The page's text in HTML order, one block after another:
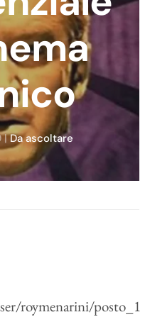
|Da ascoltare
roymenarini/posto_1